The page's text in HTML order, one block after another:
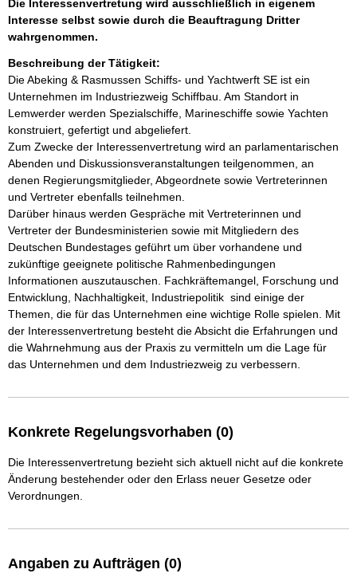
Die Interessenvertretung wird ausschließlich in eigenem
Interesse selbst sowie durch die Beauftragung Dritter
wahrgenommen.
Beschreibung der Tätigkeit:
Die Abeking & Rasmussen Schiffs- und Yachtwerft SE ist ein
Unternehmen im Industriezweig Schiffbau. Am Standort in
Lemwerder werden Spezialschiffe, Marineschiffe sowie Yachten
konstruiert, gefertigt und abgeliefert.
Zum Zwecke der Interessenvertretung wird an parlamentarischen
Abenden und Diskussionsveranstaltungen teilgenommen, an
denen Regierungsmitglieder, Abgeordnete sowie Vertreterinnen
und Vertreter ebenfalls teilnehmen.
Darüber hinaus werden Gespräche mit Vertreterinnen und
Vertreter der Bundesministerien sowie mit Mitgliedern des
Deutschen Bundestages geführt um über vorhandene und
zukünftige geeignete politische Rahmenbedingungen
Informationen auszutauschen. Fachkräftemangel, Forschung und
Entwicklung, Nachhaltigkeit, Industriepolitik  sind einige der
Themen, die für das Unternehmen eine wichtige Rolle spielen. Mit
der Interessenvertretung besteht die Absicht die Erfahrungen und
die Wahrnehmung aus der Praxis zu vermitteln um die Lage für
das Unternehmen und dem Industriezweig zu verbessern.
Konkrete Regelungsvorhaben (0)
Die Interessenvertretung bezieht sich aktuell nicht auf die konkrete
Änderung bestehender oder den Erlass neuer Gesetze oder
Verordnungen.
Angaben zu Aufträgen (0)